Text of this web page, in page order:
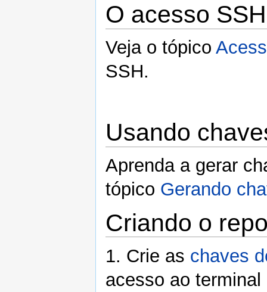
O acesso SSH
Veja o tópico
SSH.
Usando
Aprenda a gerar
tópico Gerando
Criando o
1. Crie as chaves
acesso ao